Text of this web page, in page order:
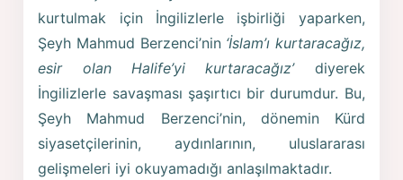
kurtulmak için İngilizlerle işbirliği yaparken,
Şeyh Mahmud Berzenci’nin ‘İslam’ı kurtaracağız,
esir olan Halife’yi kurtaracağız’ diyerek
İngilizlerle savaşması şaşırtıcı bir durumdur. Bu,
Şeyh Mahmud Berzenci’nin, dönemin Kürd
siyasetçilerinin, aydınlarının, uluslararası
gelişmeleri iyi okuyamadığı anlaşılmaktadır.